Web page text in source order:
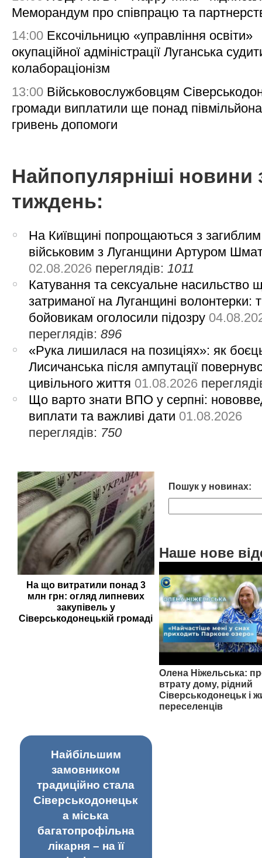
Меморандум про співпрацю та
14:00 Ексочільницю «управління освіти»
окупаційної адміністрації Луганська
колабораціонізм
13:00 Військовослужбовцям
громади виплатили ще понад півмільйона
гривень допомоги
Найпопулярніші новини
тиждень:
На Київщині попрощаються з загиблим
військовим з Луганщини Артуром
02.08.2026 переглядів: 1011
Катування та сексуальне насильство
затриманої на Луганщині волонтерки:
бойовикам оголосили підозру
переглядів:896
«Рука лишилася на позиціях»: як
Лисичанська після ампутації
цивільного життя 01.08.2026
Що варто знати ВПО у серпні:
виплати та важливі дати 01.08.2026
переглядів: 750
На що витратили понад 3
млн грн: огляд липневих
закупівель у
Сіверськодонецькій громаді
Пошук у новинах:
Наше нове
Олена Ніжельська:
втрату дому, рідний
Сіверськодонецьк і
переселенців
Найбільшим
замовником
традиційно стала
Сіверськодонецьк
а міська
багатопрофільна
лікарня – на її